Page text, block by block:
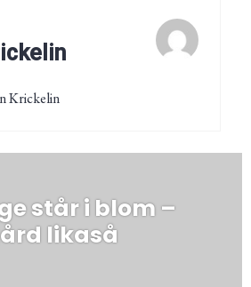
Krickelin
står i blom –
likaså